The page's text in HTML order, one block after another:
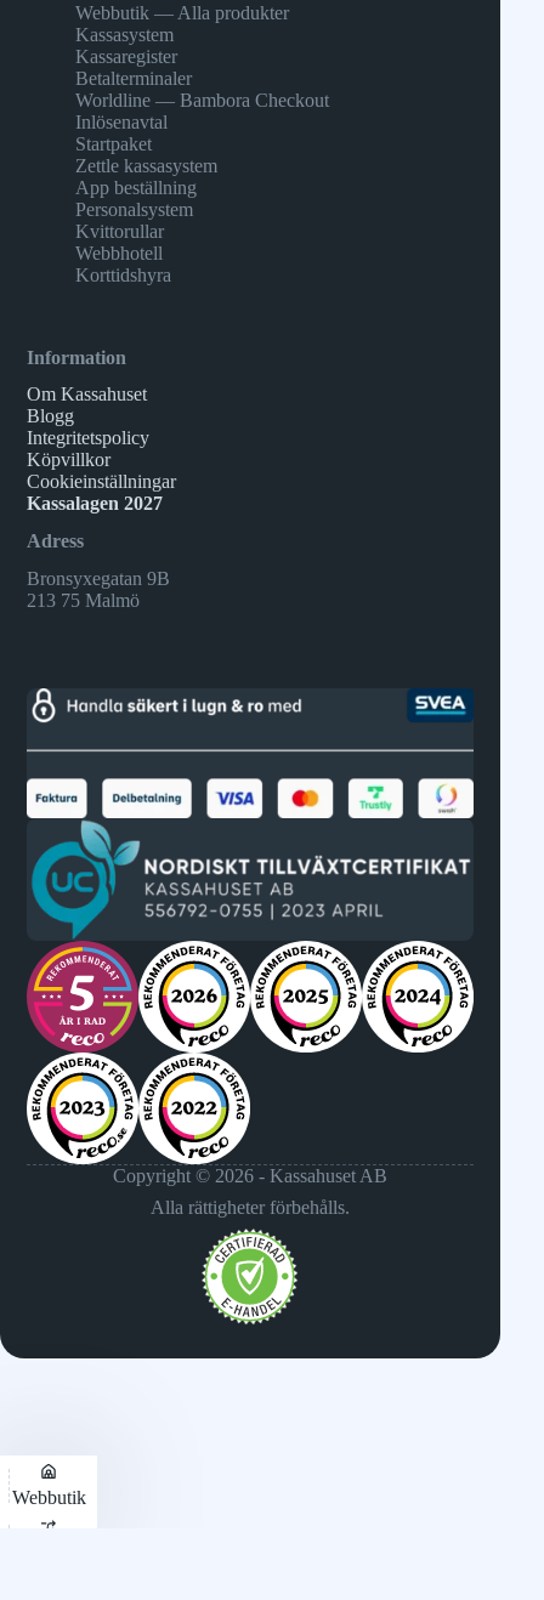
Webbutik — Alla produkter
Kassasystem
Kassaregister
Betalterminaler
Worldline — Bambora Checkout
Inlösenavtal
Startpaket
Zettle kassasystem
App beställning
Personalsystem
Kvittorullar
Webbhotell
Korttidshyra
Information
Om Kassahuset
Blogg
Integritetspolicy
Köpvillkor
Cookieinställningar
Kassalagen 2027
Adress
Bronsyxegatan 9B
213 75 Malmö
Copyright © 2026 - Kassahuset AB
Alla rättigheter förbehålls.
Webbutik